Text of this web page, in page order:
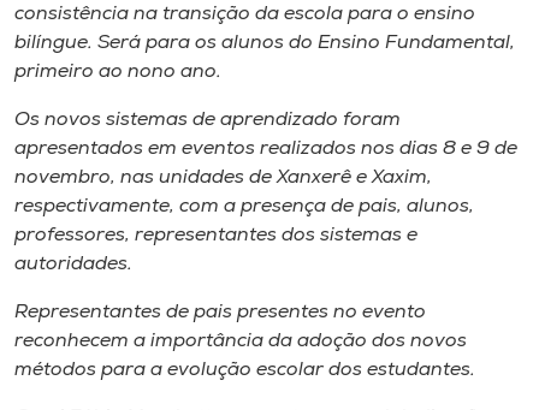
consistência na transição da escola para o ensino
bilíngue. Será para os alunos do Ensino Fundamental,
primeiro ao nono ano.
Os novos sistemas de aprendizado foram
apresentados em eventos realizados nos dias 8 e 9 de
novembro, nas unidades de Xanxerê e Xaxim,
respectivamente, com a presença de pais, alunos,
professores, representantes dos sistemas e
autoridades.
Representantes de pais presentes no evento
reconhecem a importância da adoção dos novos
métodos para a evolução escolar dos estudantes.